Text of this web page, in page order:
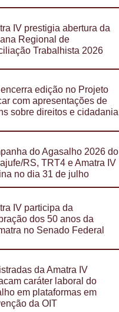
IV prestigia abertura da
Regional de
Trabalhista 2026
edição no Projeto
com apresentações de
sobre direitos e cidadania
do Agasalho 2026 do
RS, TRT4 e Amatra IV
no dia 31 de julho
IV participa da
dos 50 anos da
no Senado Federal
da Amatra IV
caráter laboral do
em plataformas em
da OIT